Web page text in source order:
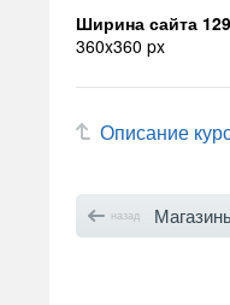
Ширина сайта
360x360 px
Описание
назад